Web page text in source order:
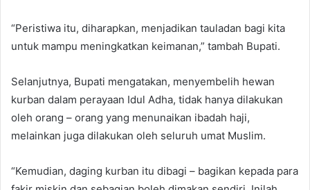
“Peristiwa itu, diharapkan, menjadikan tauladan bagi kita
untuk mampu meningkatkan keimanan,” tambah Bupati.
Selanjutnya, Bupati mengatakan, menyembelih hewan
kurban dalam perayaan Idul Adha, tidak hanya dilakukan
oleh orang – orang yang menunaikan ibadah haji,
melainkan juga dilakukan oleh seluruh umat Muslim.
“Kemudian, daging kurban itu dibagi – bagikan kepada para